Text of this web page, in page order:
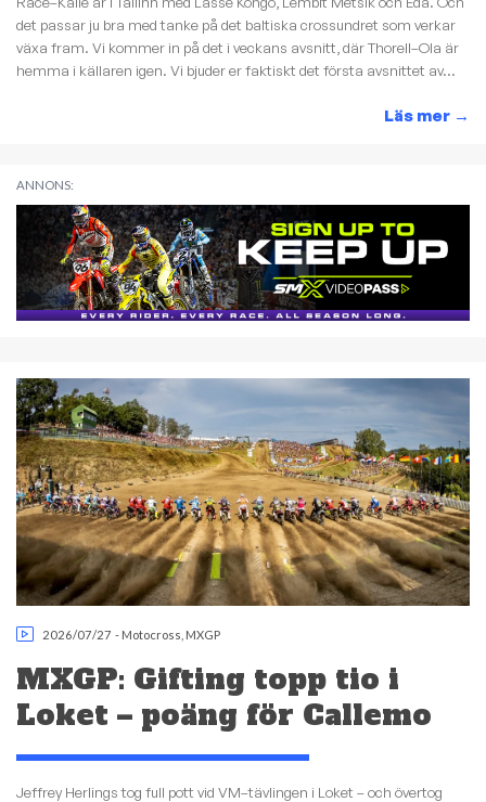
det passar ju bra med tanke på det baltiska crossundret som verkar
växa fram. Vi kommer in på det i veckans avsnitt, där Thorell–Ola är
hemma i källaren igen. Vi bjuder er faktiskt det första avsnittet av...
Läs mer →
ANNONS:
2026/07/27 - Motocross MXGP
MXGP: Gifting topp tio i
Loket – poäng för Callemo
Jeffrey Herlings tog full pott vid VM–tävlingen i Loket – och övertog